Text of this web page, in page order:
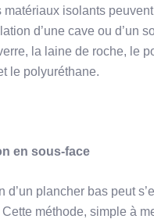
matériaux isolants
d’une cave ou d’un
la laine de roche, le
le polyuréthane.
en sous-face
d’un plancher bas peut
méthode, simple à